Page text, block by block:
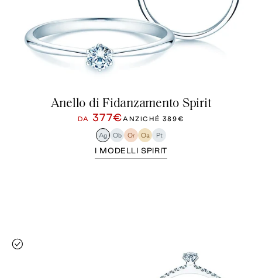
Anello di Fidanzamento Spirit
DA 377€ANZICHÉ 389€
Ag Ob Or Oa Pt
I MODELLI SPIRIT